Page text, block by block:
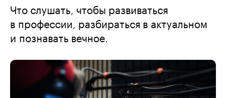
Что слушать, чтобы развиваться
в профессии, разбираться в актуальном
и познавать вечное.